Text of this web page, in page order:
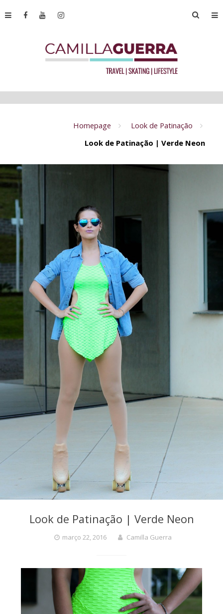
Homepage
Look de Patinação
Look de Patinação | Verde Neon
Look de Patinação | Verde Neon
março 22, 2016 Camilla Guerra